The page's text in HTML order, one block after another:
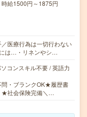
給1500円～1875円
医療行為は一切行わない
は…・リネンやシ…
コンスキル不要 / 英語力
・ブランクOK★履歴書
★社会保険完備＼…